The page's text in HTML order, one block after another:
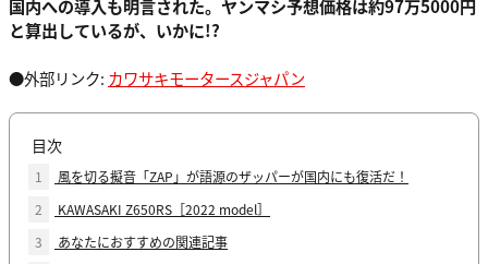
国内への導入も明言された。ヤンマシ予想価格は約97万5000円
と算出しているが、いかに!?
●外部リンク: カワサキモータースジャパン
目次
1
風を切る擬音「ZAP」が語源のザッパーが国内にも復活だ！
2
KAWASAKI Z650RS［2022 model］
3
あなたにおすすめの関連記事